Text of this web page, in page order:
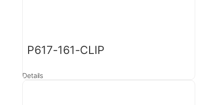
P617-161-CLIP
Details